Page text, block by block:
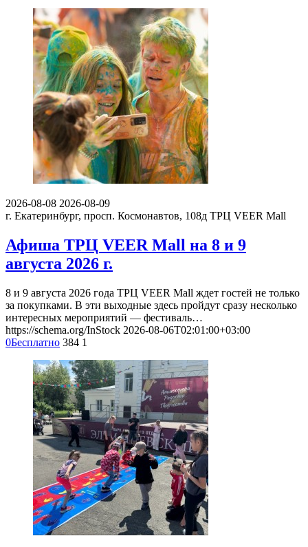
2026-08-08 2026-08-09
г. Екатеринбург, просп. Космонавтов, 108д ТРЦ VEER Mall
Афиша ТРЦ VEER Mall на 8 и 9
августа 2026 г.
8 и 9 августа 2026 года ТРЦ VEER Mall ждет гостей не только
за покупками. В эти выходные здесь пройдут сразу несколько
интересных мероприятий — фестиваль…
https://schema.org/InStock 2026-08-06T02:01:00+03:00
0Бесплатно 384 1